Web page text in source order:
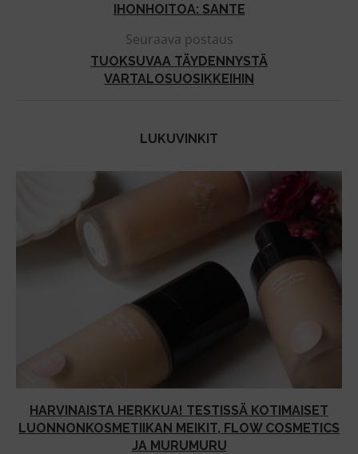
IHONHOITOA: SANTE
Seuraava postaus
TUOKSUVAA TÄYDENNYSTÄ
VARTALOSUOSIKKEIHIN
LUKUVINKIT
HARVINAISTA HERKKUA! TESTISSÄ KOTIMAISET
LUONNONKOSMETIIKAN MEIKIT, FLOW COSMETICS
JA MURUMURU